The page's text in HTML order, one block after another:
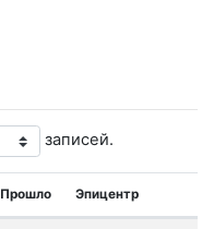
записей.
Прошло Эпицентр